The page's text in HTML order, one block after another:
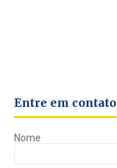
Entre em contato
Nome